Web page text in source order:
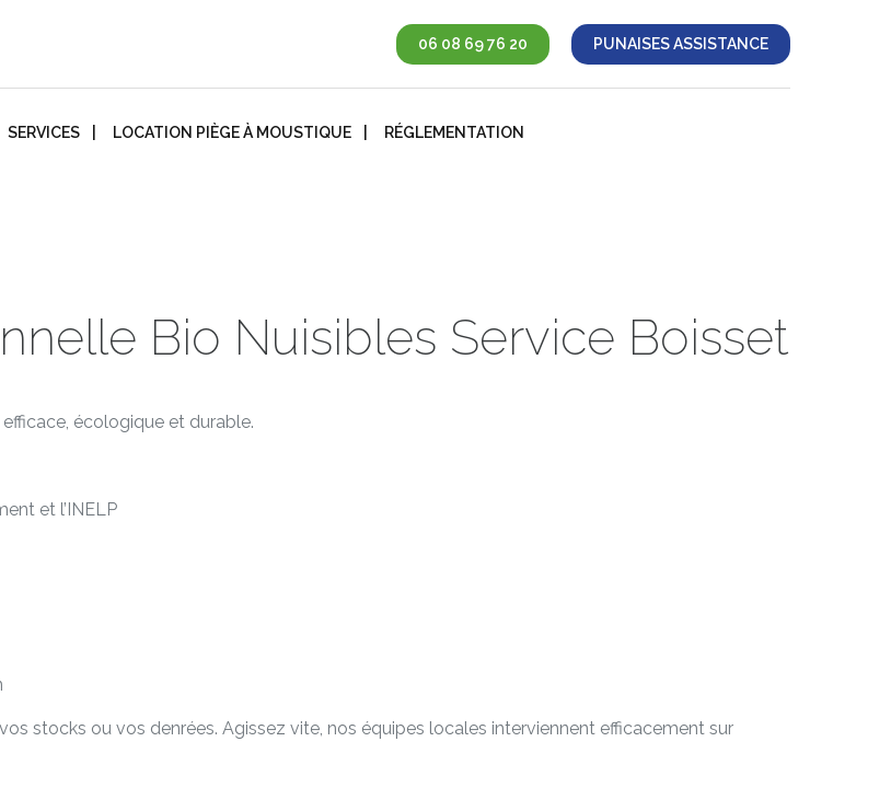
06 08 69 76 20 PUNAISES ASSISTANCE
SERVICES LOCATION PIÈGE À MOUSTIQUE RÉGLEMENTATION
Bio Nuisibles Service Boisset
écologique et durable.
et l’INELP
stocks ou vos denrées. Agissez vite, nos équipes locales interviennent efficacement sur